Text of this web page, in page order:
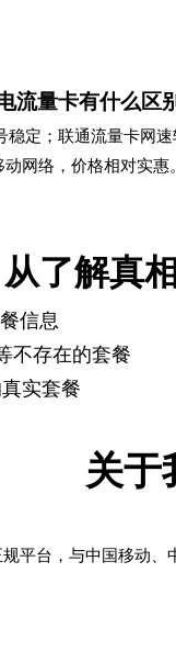
流量卡有什么区
稳定；联通流量卡网
网络，价格相对实
了解真
信息
不存在的套餐
实套餐
关于
平台，与中国移动